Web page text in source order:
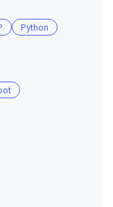
を運用しており、
ための環境が整備
おり、社員が事業
よう取り組んでい
問へ回答するコー
祝いをするコーナ
Python